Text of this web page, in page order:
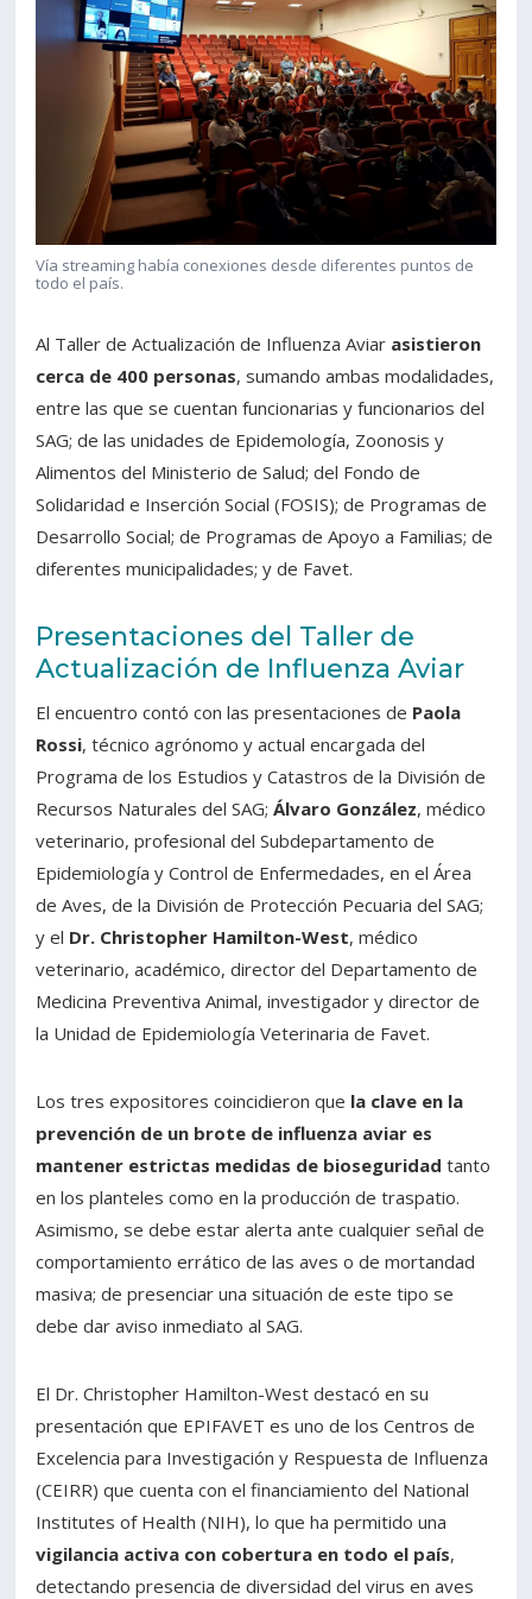
Vía streaming había conexiones desde diferentes puntos de
todo el país.
Al Taller de Actualización de Influenza Aviar asistieron
cerca de 400 personas, sumando ambas modalidades,
entre las que se cuentan funcionarias y funcionarios del
SAG; de las unidades de Epidemología, Zoonosis y
Alimentos del Ministerio de Salud; del Fondo de
Solidaridad e Inserción Social (FOSIS); de Programas de
Desarrollo Social; de Programas de Apoyo a Familias; de
diferentes municipalidades; y de Favet.
Presentaciones del Taller de
Actualización de Influenza Aviar
El encuentro contó con las presentaciones de Paola
Rossi, técnico agrónomo y actual encargada del
Programa de los Estudios y Catastros de la División de
Recursos Naturales del SAG;Álvaro González, médico
veterinario, profesional del Subdepartamento de
Epidemiología y Control de Enfermedades, en el Área
de Aves, de la División de Protección Pecuaria del SAG;
y el Dr. Christopher Hamilton-West, médico
veterinario, académico, director del Departamento de
Medicina Preventiva Animal, investigador y director de
la Unidad de Epidemiología Veterinaria de Favet.
Los tres expositores coincidieron que la clave en la
prevención de un brote de influenza aviar es
mantener estrictas medidas de bioseguridad tanto
en los planteles como en la producción de traspatio.
Asimismo, se debe estar alerta ante cualquier señal de
comportamiento errático de las aves o de mortandad
masiva; de presenciar una situación de este tipo se
debe dar aviso inmediato al SAG.
El Dr. Christopher Hamilton-West destacó en su
presentación que EPIFAVET es uno de los Centros de
Excelencia para Investigación y Respuesta de Influenza
(CEIRR) que cuenta con el financiamiento del National
Institutes of Health (NIH), lo que ha permitido una
vigilancia activa con cobertura en todo el país,
detectando presencia de diversidad del virus en aves